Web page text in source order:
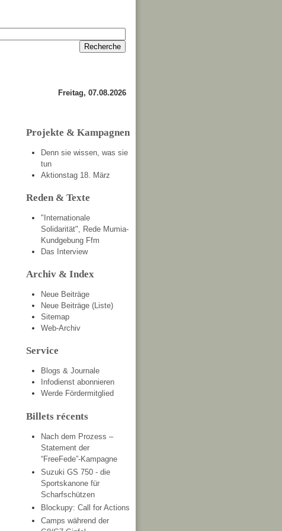
Freitag, 07.08.2026
Projekte & Kampagnen
Denn sie wissen, was sie
tun
Aktionstag 18. März
Reden & Texte
"Internationale
Solidarität", Rede Mumia-
Kundgebung Ffm
Das Interview
Archiv & Index
Neue Beiträge
Neue Beiträge (Liste)
Sitemap
Web-Archiv
Service
Blogs & Journale
Infodienst abonnieren
Werde Fördermitglied
Billets récents
Nach dem Prozess –
Statement der
“FreeFede”-Kampagne
Suzuki GS 750 - die
Sportskanone für
Scharfschützen
Blockupy: Call for Actions
Camps während der